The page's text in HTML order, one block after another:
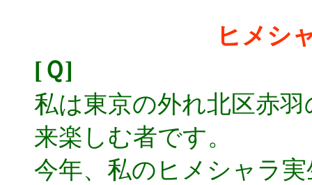
ヒメシ
[Ｑ]
私は東京の外れ北区赤
来楽しむ者です。
今年、私のヒメシャラ